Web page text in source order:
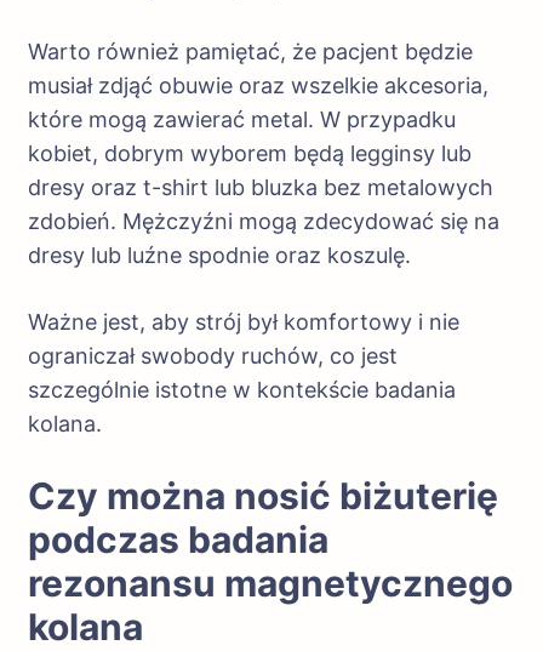
Warto również pamiętać, że pacjent będzie
musiał zdjąć obuwie oraz wszelkie akcesoria,
które mogą zawierać metal. W przypadku
kobiet, dobrym wyborem będą legginsy lub
dresy oraz t-shirt lub bluzka bez metalowych
zdobień. Mężczyźni mogą zdecydować się na
dresy lub luźne spodnie oraz koszulę.
Ważne jest, aby strój był komfortowy i nie
ograniczał swobody ruchów, co jest
szczególnie istotne w kontekście badania
kolana.
Czy można nosić biżuterię
podczas badania
rezonansu magnetycznego
kolana